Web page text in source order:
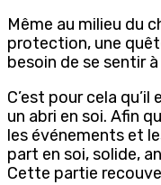
Même au milieu du
protection, une
besoin de se sentir à
C’est pour cela
un abri en soi. Afin
les événements et
part en soi, solide,
Cette partie